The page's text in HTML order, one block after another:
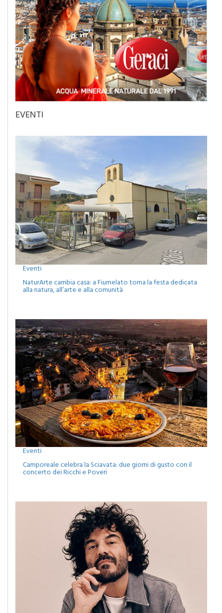
EVENTI
Eventi
NaturArte cambia casa: a Fiumelato torna la festa dedicata
alla natura, all’arte e alla comunità
Eventi
Camporeale celebra la Sciavata: due giorni di gusto con il
concerto dei Ricchi e Poveri